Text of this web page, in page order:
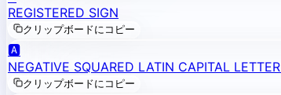
REGISTERED SIGN
クリップボードにコピー
🅰️
NEGATIVE SQUARED LATIN CAPITAL
クリップボードにコピー